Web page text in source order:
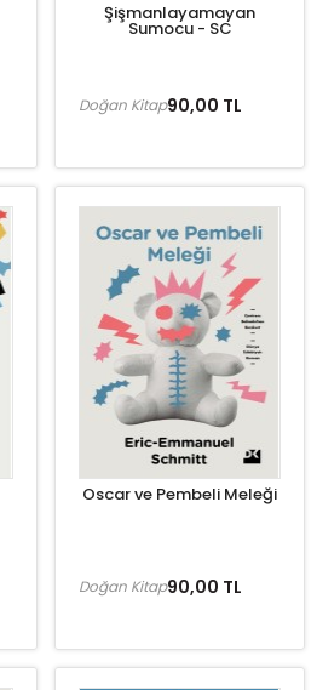
Şişmanlayamayan
Sumocu - SC
90,00 TL
Doğan Kitap
Oscar ve Pembeli Meleği
90,00 TL
Doğan Kitap